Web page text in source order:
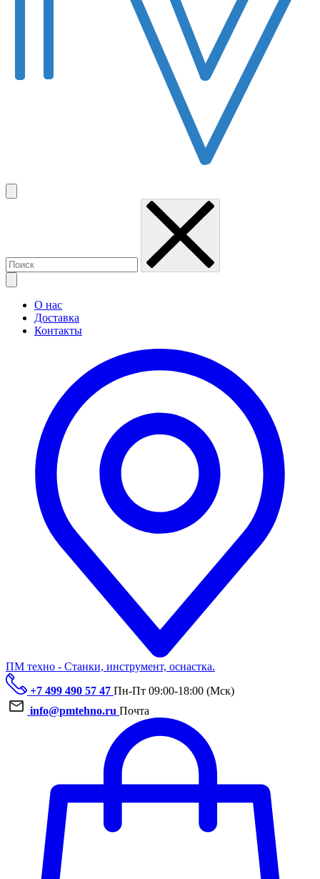
О нас
Доставка
Контакты
ПМ техно - Станки, инструмент, оснастка.
+7 499 490 57 47 Пн-Пт 09:00-18:00 (Мск)
info@pmtehno.ru Почта